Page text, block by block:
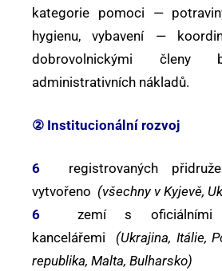
kategorie pomoci —
hygienu, vybavení —
dobrovolnickými členy
administrativních nákladů.
② Institucionální rozvoj
6
registrovaných
vytvořeno (všechny v Kyjevě,
6
zemí s oficiálními
kancelářemi (Ukrajina, Itálie,
republika, Malta, Bulharsko)